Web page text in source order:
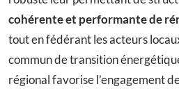
cohérente et performante de
tout en fédérant les acteurs
commun de transition
régional favorise l’engagement